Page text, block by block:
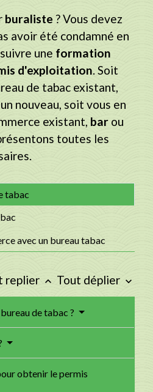
buraliste ? Vous devez
avoir été condamné en
une formation
d'exploitation . Soit
de tabac existant,
nouveau, soit vous en
existant, bar ou
toutes les
tabac
avec un bureau tabac
replier keyboard_arrow_up Tout déplier keyboard_arrow_down
de tabac ?
obtenir le permis